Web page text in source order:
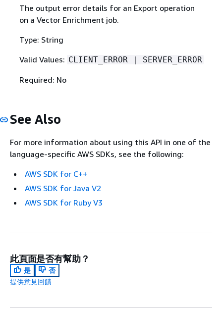
The output error details for an Export operation
on a Vector Enrichment job.
Type: String
Valid Values: CLIENT_ERROR | SERVER_ERROR
Required: No
See Also
For more information about using this API in one of the
language-specific AWS SDKs, see the following:
AWS SDK for C++
AWS SDK for Java V2
AWS SDK for Ruby V3
此頁面是否有幫助？
是
否
提供意見回饋